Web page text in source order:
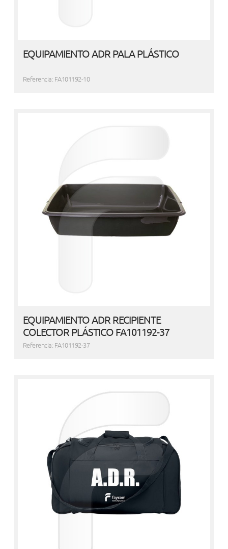
EQUIPAMIENTO ADR PALA PLÁSTICO
Referencia: FA101192-10
EQUIPAMIENTO ADR RECIPIENTE
COLECTOR PLÁSTICO FA101192-37
Referencia: FA101192-37